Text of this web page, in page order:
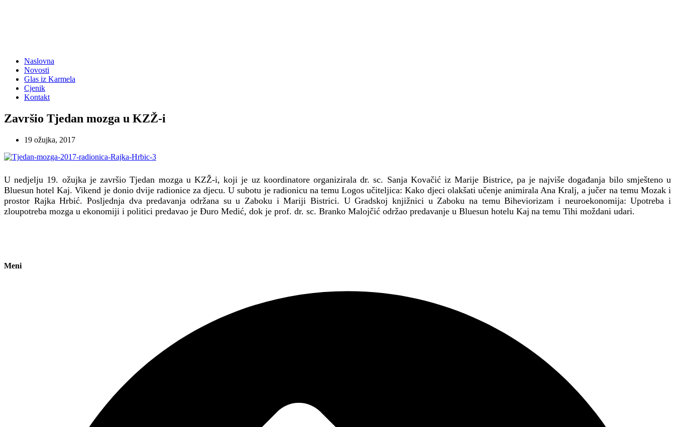
Naslovna
Novosti
Glas iz Karmela
Cjenik
Kontakt
Završio Tjedan mozga u KZŽ-i
19 ožujka, 2017
U nedjelju 19. ožujka je završio Tjedan mozga u KZŽ-i, koji je uz koordinatore organizirala dr. sc. Sanja Kovačić iz Marije Bistrice, pa je najviše događanja bilo smješteno u
Bluesun hotel Kaj. Vikend je donio dvije radionice za djecu. U subotu je radionicu na temu Logos učiteljica: Kako djeci olakšati učenje animirala Ana Kralj, a jučer na temu Mozak i
prostor Rajka Hrbić. Posljednja dva predavanja održana su u Zaboku i Mariji Bistrici. U Gradskoj knjižnici u Zaboku na temu Biheviorizam i neuroekonomija: Upotreba i
zloupotreba mozga u ekonomiji i politici predavao je Đuro Medić, dok je prof. dr. sc. Branko Malojčić održao predavanje u Bluesun hotelu Kaj na temu Tihi moždani udari.
Meni